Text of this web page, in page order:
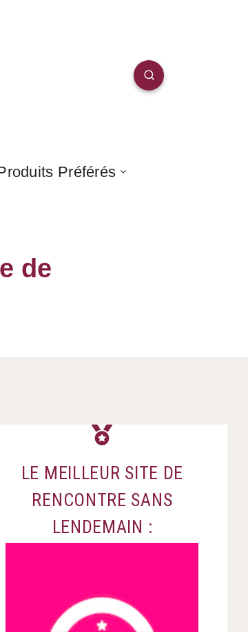
Préférés
de
LE MEILLEUR SITE DE
RENCONTRE SANS
LENDEMAIN :